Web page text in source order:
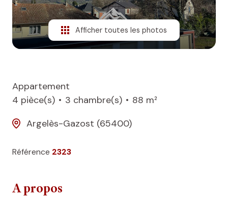
E-MAIL
Afficher toutes les photos
Appartement
4 pièce(s)
3 chambre(s)
88 m²
Argelès-Gazost (65400)
Référence 2323
A propos